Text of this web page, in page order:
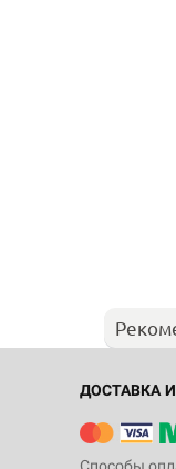
ДОСТАВКА